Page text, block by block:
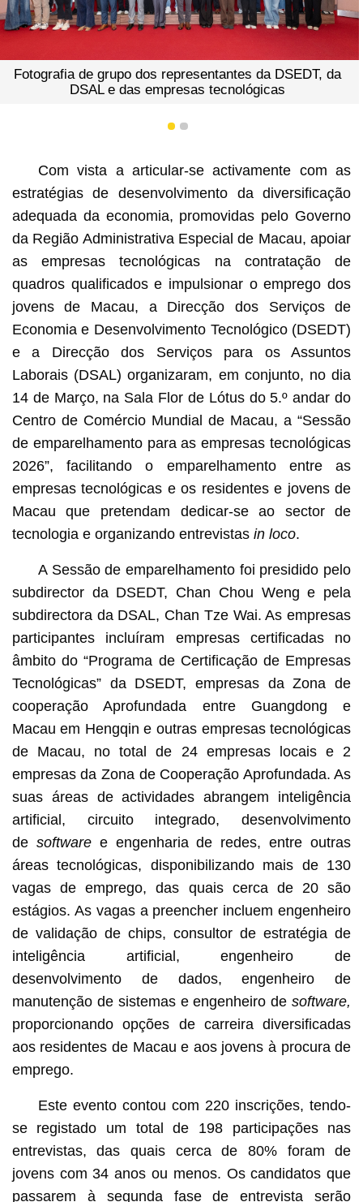
Fotografia de grupo dos representantes da DSEDT, da
DSAL e das empresas tecnológicas
1 2
Com vista a articular-se activamente com as
estratégias de desenvolvimento da diversificação
adequada da economia, promovidas pelo Governo
da Região Administrativa Especial de Macau, apoiar
as empresas tecnológicas na contratação de
quadros qualificados e impulsionar o emprego dos
jovens de Macau, a Direcção dos Serviços de
Economia e Desenvolvimento Tecnológico (DSEDT)
e a Direcção dos Serviços para os Assuntos
Laborais (DSAL) organizaram, em conjunto, no dia
14 de Março, na Sala Flor de Lótus do 5.º andar do
Centro de Comércio Mundial de Macau, a “Sessão
de emparelhamento para as empresas tecnológicas
2026”, facilitando o emparelhamento entre as
empresas tecnológicas e os residentes e jovens de
Macau que pretendam dedicar-se ao sector de
tecnologia e organizando entrevistas in loco.
A Sessão de emparelhamento foi presidido pelo
subdirector da DSEDT, Chan Chou Weng e pela
subdirectora da DSAL, Chan Tze Wai. As empresas
participantes incluíram empresas certificadas no
âmbito do “Programa de Certificação de Empresas
Tecnológicas” da DSEDT, empresas da Zona de
cooperação Aprofundada entre Guangdong e
Macau em Hengqin e outras empresas tecnológicas
de Macau, no total de 24 empresas locais e 2
empresas da Zona de Cooperação Aprofundada. As
suas áreas de actividades abrangem inteligência
artificial, circuito integrado, desenvolvimento
de softwaree engenharia de redes, entre outras
áreas tecnológicas, disponibilizando mais de 130
vagas de emprego, das quais cerca de 20 são
estágios. As vagas a preencher incluem engenheiro
de validação de chips, consultor de estratégia de
inteligência artificial, engenheiro de
desenvolvimento de dados, engenheiro de
manutenção de sistemas e engenheiro desoftware,
proporcionando opções de carreira diversificadas
aos residentes de Macau e aos jovens à procura de
emprego.
Este evento contou com 220 inscrições, tendo-
se registado um total de 198 participações nas
entrevistas, das quais cerca de 80% foram de
jovens com 34 anos ou menos. Os candidatos que
passarem à segunda fase de entrevista serão